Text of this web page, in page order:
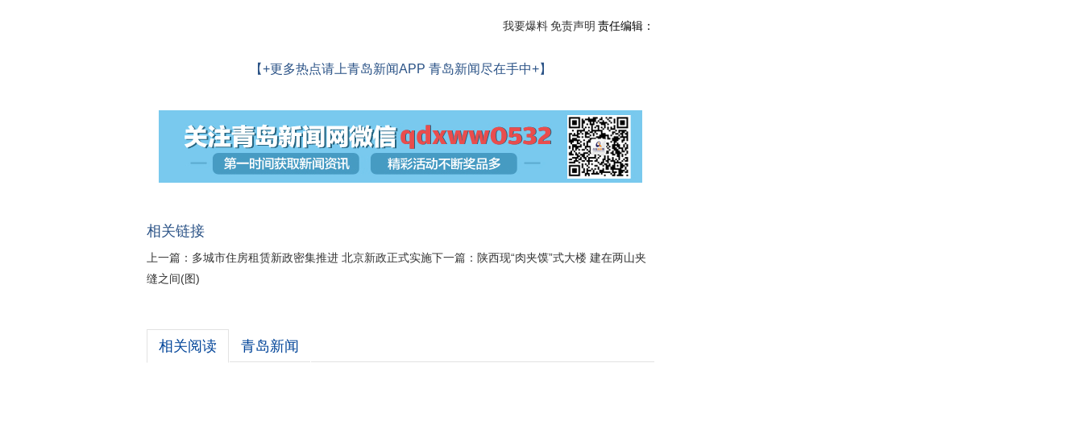
我要爆料免责声明 责任编辑：
【+更多热点请上青岛新闻APP 青岛新闻尽在手中+】
相关链接
上一篇： 多城市住房租赁新政密集推进 北京新政正式实施下一篇： 陕西现“肉夹馍”式大楼 建在两山夹
缝之间(图)
相关阅读 青岛新闻